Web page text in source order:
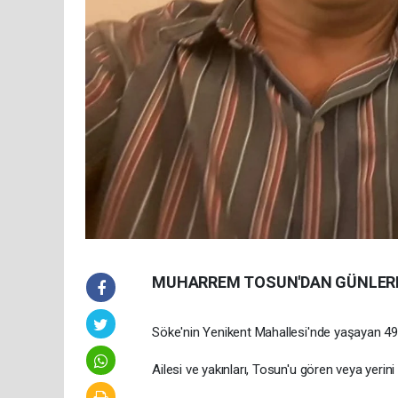
MUHARREM TOSUN'DAN
Söke'nin Yenikent Mahallesi'nde yaşayan
Ailesi ve yakınları, Tosun'u gören veya